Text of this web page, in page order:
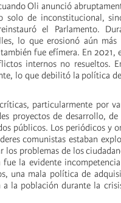
Oli anunció
solo de inconstitucional,
el Parlamento.
lo que erosionó aún
fue efímera. En 2021,
internos no resueltos.
lo que debilitó la política
particularmente por
proyectos de desarrollo,
públicos. Los periódicos y
comunistas estaban
los problemas de los
la evidente
una mala política de
la población durante la